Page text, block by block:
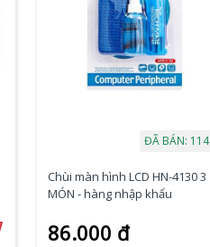
ĐÃ BÁN: 114
Chùi màn hình LCD HN-4130 3
MÓN - hàng nhập khẩu
86.000 đ